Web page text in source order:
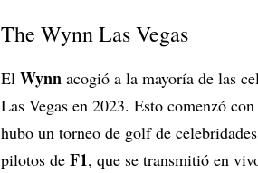
The Wynn Las Vegas
El Wynn acogió a la mayoría de las
Las Vegas en 2023. Esto comenzó
hubo un torneo de golf de
pilotos de F1, que se transmitió en